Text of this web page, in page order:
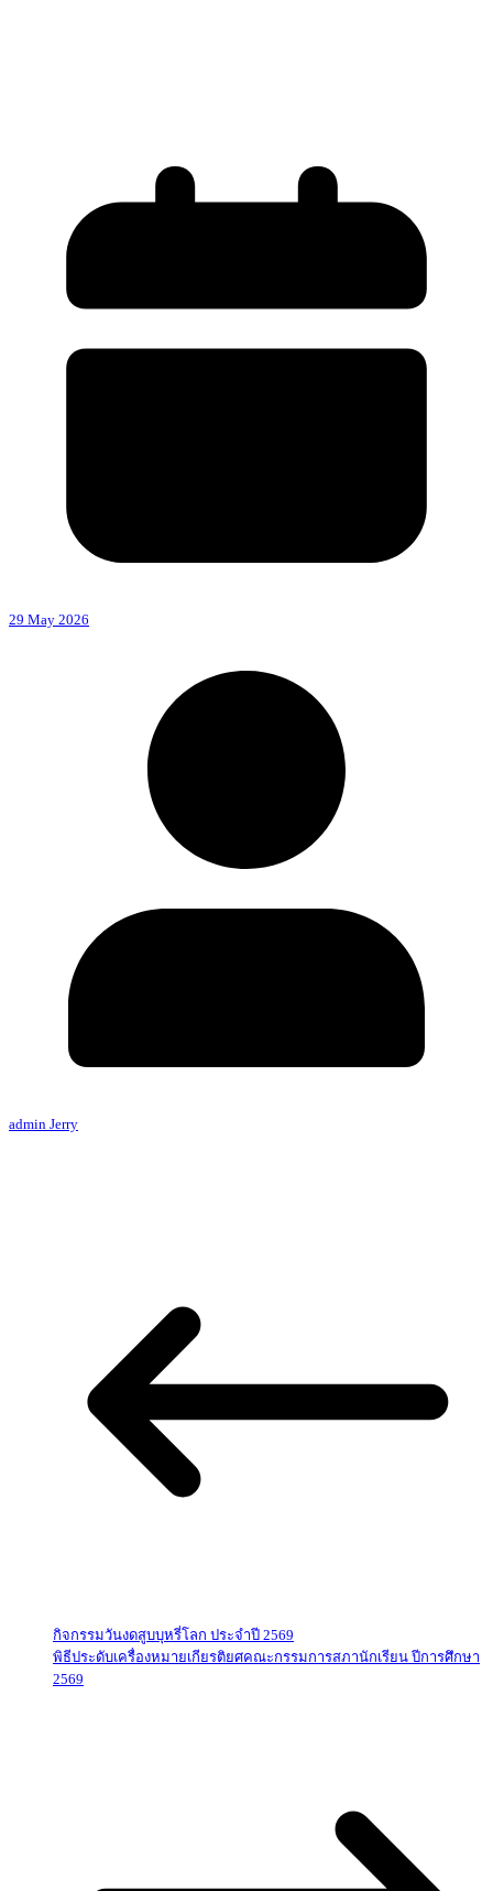
29 May 2026
admin Jerry
กิจกรรมวันงดสูบบุหรี่โลก ประจำปี 2569
พิธีประดับเครื่องหมายเกียรติยศคณะกรรมการสภานักเรียน ปีการศึกษา
2569